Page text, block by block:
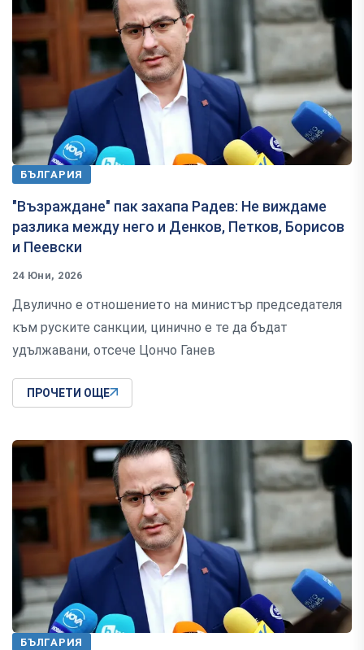
БЪЛГАРИЯ
"Възраждане" пак захапа Радев: Не виждаме
разлика между него и Денков, Петков, Борисов
и Пеевски
24 Юни, 2026
Двулично е отношението на министър председателя
към руските санкции, цинично е те да бъдат
удължавани, отсече Цончо Ганев
ПРОЧЕТИ ОЩЕ
БЪЛГАРИЯ